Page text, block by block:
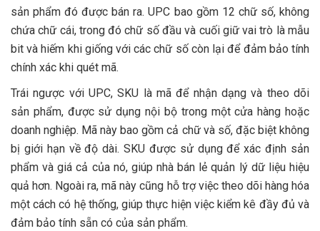
sản phẩm đó được bán ra. UPC bao gồm 12 chữ số, không
chứa chữ cái, trong đó chữ số đầu và cuối giữ vai trò là mẫu
bit và hiếm khi giống với các chữ số còn lại để đảm bảo tính
chính xác khi quét mã.
Trái ngược với UPC, SKU là mã để nhận dạng và theo dõi
sản phẩm, được sử dụng nội bộ trong một cửa hàng hoặc
doanh nghiệp. Mã này bao gồm cả chữ và số, đặc biệt không
bị giới hạn về độ dài. SKU được sử dụng để xác định sản
phẩm và giá cả của nó, giúp nhà bán lẻ quản lý dữ liệu hiệu
quả hơn. Ngoài ra, mã này cũng hỗ trợ việc theo dõi hàng hóa
một cách có hệ thống, giúp thực hiện việc kiểm kê đầy đủ và
đảm bảo tính sẵn có của sản phẩm.